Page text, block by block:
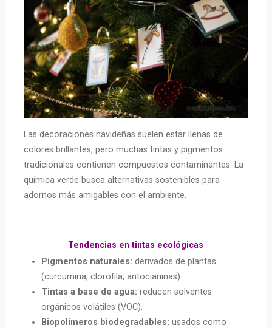
Las decoraciones navideñas suelen estar llenas de
colores brillantes, pero muchas tintas y pigmentos
tradicionales contienen compuestos contaminantes. La
química verde busca alternativas sostenibles para
adornos más amigables con el ambiente.
Tendencias en tintas ecológicas
Pigmentos naturales: derivados de plantas
(curcumina, clorofila, antocianinas).
Tintas a base de agua: reducen solventes
orgánicos volátiles (VOC).
Biopolímeros biodegradables: usados como